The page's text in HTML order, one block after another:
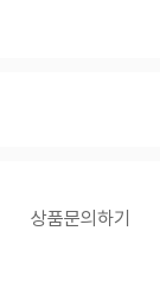
상품문의하기